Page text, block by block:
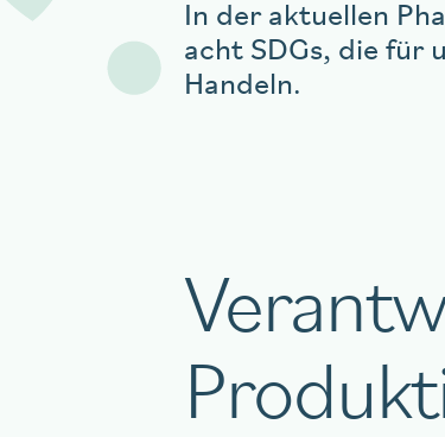
In der aktuellen
acht SDGs, die für
Handeln.